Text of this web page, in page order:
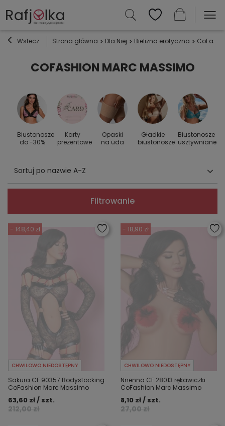
Wstecz Strona główna Dla Niej Bielizna erotyczna
COFASHION MARC MASSIMO
Biustonosze
do -30%
Karty
prezentowe
Opaski
na uda
Gładkie
biustonosze
Biustonosze
usztywniane
Sortuj po nazwie A-Z
Filtrowanie
- 148,40 zł
CHWILOWO NIEDOSTĘPNY
Sakura CF 90357 Bodystocking
CoFashion Marc Massimo
212,00 zł
63,60 zł / szt.
- 18,90 zł
CHWILOWO NIEDOSTĘPNY
Nnenna CF 28013 rękawiczki
CoFashion Marc Massimo
27,00 zł
8,10 zł / szt.